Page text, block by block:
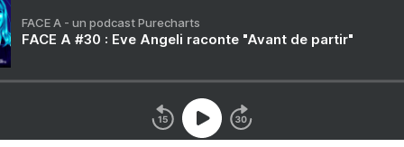
FACE A - un podcast Purecharts
FACE A #30 : Eve Angeli raconte "Avant de partir"